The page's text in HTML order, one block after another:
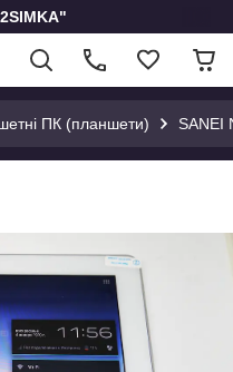
ПК (планшети) SANEI